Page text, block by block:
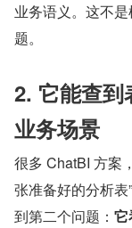
业务语义。这不
题。
2. 它能查到
业务场景
很多 ChatBI 方案
张准备好的分析
到第二个问题： 它